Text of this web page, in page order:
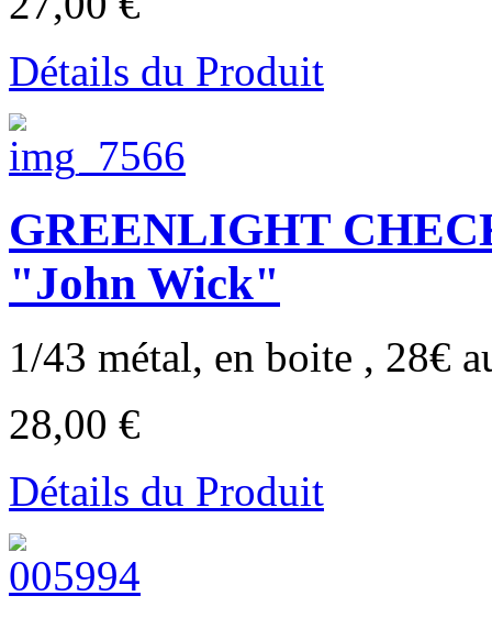
Détails du Produit
GREENLIGHT
"John Wick"
1/43 métal, en boite , 28€
28,00 €
Détails du Produit